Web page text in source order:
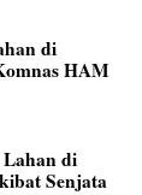
di
HAM
di
Senjata